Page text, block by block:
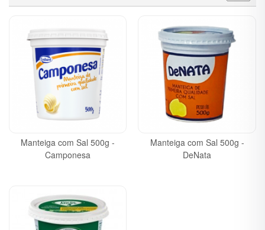
Manteiga com Sal 500g -
Camponesa
Manteiga com Sal 500g -
DeNata